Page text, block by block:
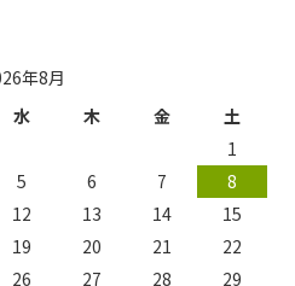
年8月
水 木 金 土
1
5 6 7
8
12 13 14
15
19 20 21
22
26 27 28
29